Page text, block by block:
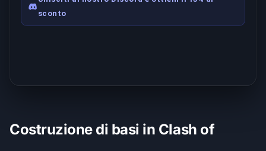
sconto
Costruzione di basi in Clash of